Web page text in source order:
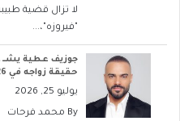
لا تزال قضية
"فيروزه"،...
جوزيف عطية
حقيقة زواجه في 2026 من بيرلا حرب
يوليو 25, 2026
By محمد فرحات